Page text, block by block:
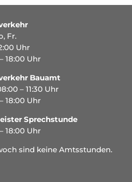
Fr.
Uhr
18:00 Uhr
Bauamt
– 11:30 Uhr
18:00 Uhr
Sprechstunde
18:00 Uhr
sind keine Amtsstunden.